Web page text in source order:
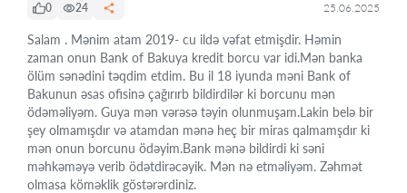
0 24 25.06.2025
Salam . Mənim atam 2019- cu ildə vəfat etmişdir. Həmin
zaman onun Bank of Bakuya kredit borcu var idi.Mən banka
ölüm sənədini təqdim etdim. Bu il 18 iyunda məni Bank of
Bakunun əsas ofisinə çağırırb bildirdilər ki borcunu mən
ödəməliyəm. Guya mən vərəsə təyin olunmuşam.Lakin belə bir
şey olmamışdır və atamdan mənə heç bir miras qalmamşdır ki
mən onun borcunu ödəyim.Bank mənə bildirdi ki səni
məhkəməyə verib ödətdirəcəyik. Mən nə etməliyəm. Zəhmət
olmasa köməklik göstərərdiniz.